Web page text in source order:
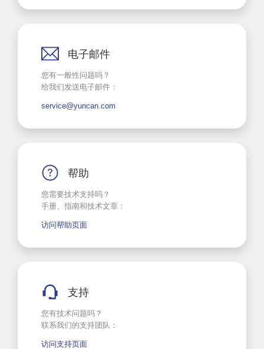
电子邮件
您有一般性问题吗？
给我们发送电子邮件：
service@yuncan.com
帮助
您需要技术支持吗？
手册、指南和技术文章：
访问帮助页面
支持
您有技术问题吗？
联系我们的支持团队：
访问支持页面